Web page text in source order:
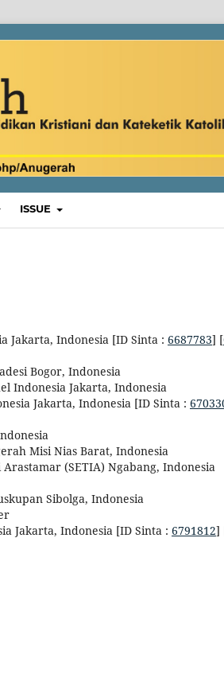
ISSUE
Jakarta, Indonesia [ID Sinta : 6687783] [
Bogor, Indonesia
Indonesia Jakarta, Indonesia
Jakarta, Indonesia [ID Sinta :
Misi Nias Barat, Indonesia
(SETIA) Ngabang, Indonesia
Sibolga, Indonesia
Jakarta, Indonesia [ID Sinta : 6791812]